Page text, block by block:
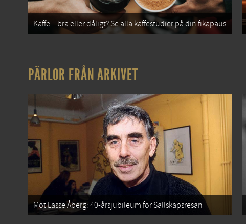
Kaffe – bra eller dåligt? Se alla kaffestudier på din fikapaus
PÄRLOR FRÅN ARKIVET
Möt Lasse Åberg: 40-årsjubileum för Sällskapsresan